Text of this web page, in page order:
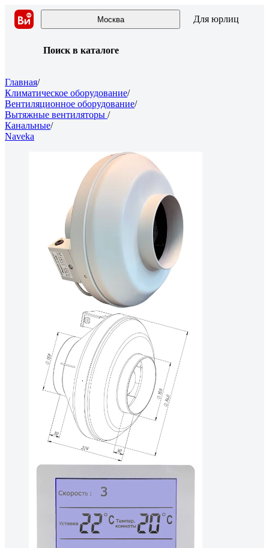
Москва Для юрлиц
Поиск в каталоге
Главная/
Климатическое оборудование/
Вентиляционное оборудование/
Вытяжные вентиляторы /
Канальные/
Naveka